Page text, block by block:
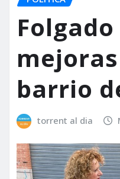
barrio
torrent al dia